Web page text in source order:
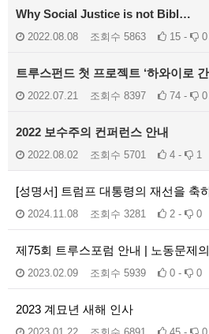
Why Social Justice is not Bibl…
2022.08.08 조회수 5863 15 - 0
트루스펀드 첫 프로젝트 ‘하와이로
2022.07.21 조회수 8397 74 - 0
2022 보수주의 컨퍼런스 안내
2022.08.02 조회수 5701 4 - 1
[성명서] 트럼프 대통령의 재선을 축
2024.11.08 조회수 3281 2 - 0
제75회 트루스포럼 안내 | 노동문제
2023.02.09 조회수 5939 0 - 0
2023 계묘년 새해 인사